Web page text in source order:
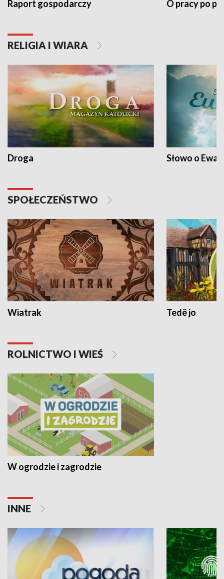
Raport gospodarczy O pracy po
RELIGIA I WIARA
Droga Słowo o
SPOŁECZEŃSTWO
Wiatrak Tedë jo
ROLNICTWO I WIEŚ
W ogrodzie i zagrodzie
INNE